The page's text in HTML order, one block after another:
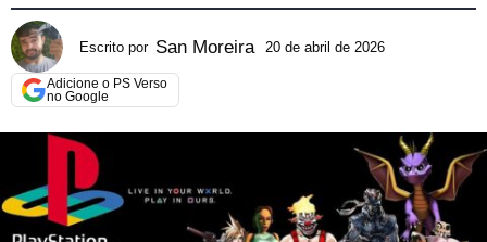
Escrito por San Moreira 20 de abril de 2026
u
h
o
d
e
Adicione o PS Verso
no Google